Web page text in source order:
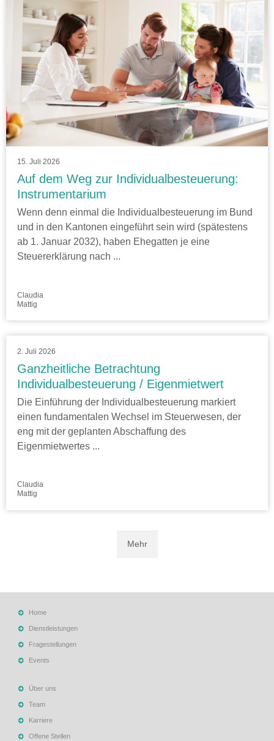
15. Juli 2026
Auf dem Weg zur Individualbesteuerung:
Instrumentarium
Wenn denn einmal die Individualbesteuerung im Bund
und in den Kantonen eingeführt sein wird (spätestens
ab 1. Januar 2032), haben Ehegatten je eine
Steuererklärung nach ...
Claudia
Mattig
2. Juli 2026
Ganzheitliche Betrachtung
Individualbesteuerung / Eigenmietwert
Die Einführung der Individualbesteuerung markiert
einen fundamentalen Wechsel im Steuerwesen, der
eng mit der geplanten Abschaffung des
Eigenmietwertes ...
Claudia
Mattig
Mehr
Home
Dienstleistungen
Fragestellungen
Events
Über uns
Team
Karriere
Offene Stellen